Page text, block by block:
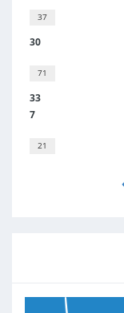
37
30
71
33
7
21